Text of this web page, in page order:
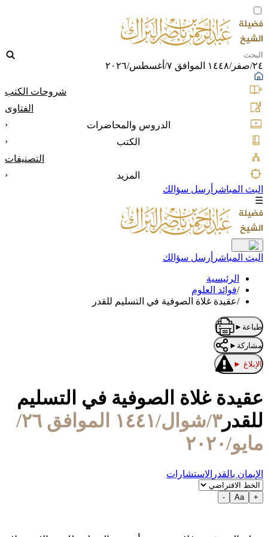
٢٤/صفر/١٤٤٨ الموافق ٧/أغسطس/٢٠٢٦
شروحات الكتب
الفتاوى
الدروس والمحاضرات
‹
الكتب
‹
التصنيفات
المزيد
‹
البث المباشر أرسل سؤالك
☰
البث المباشر أرسل سؤالك
الرئيسية
/فوائد العلوم
/عقيدة غلاة الصوفية في التسليم للقدر
طباعة ►
مشاركة ►
الإبلاغ ►
عقيدة غلاة الصوفية في التسليم
للقدر
٣/شوال/١٤٤١ الموافق ٢٦/
مايو/٢٠٢٠
الإيمان بالقدر الاستشارات
+
Aa
-